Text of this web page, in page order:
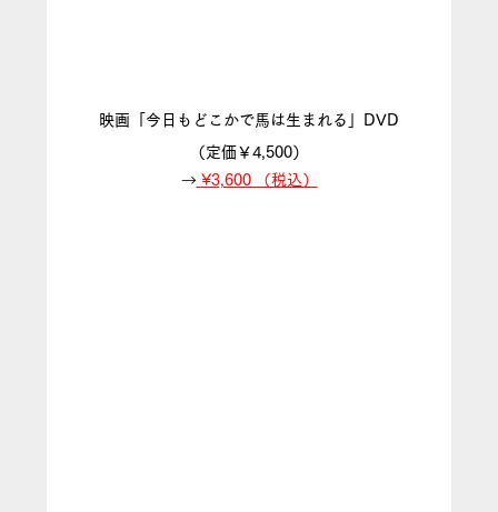
映画「今日もどこかで馬は生まれる」DVD
（定価￥4,500）
→ ¥3,600 （税込）